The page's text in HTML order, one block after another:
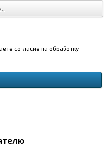
согласие на обработку